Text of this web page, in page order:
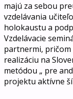
majú za sebou
vzdelávania
holokaustu a
Vzdelávacie
partnermi, pričom
realizáciu na
metódou „ pre
projektu aktívne